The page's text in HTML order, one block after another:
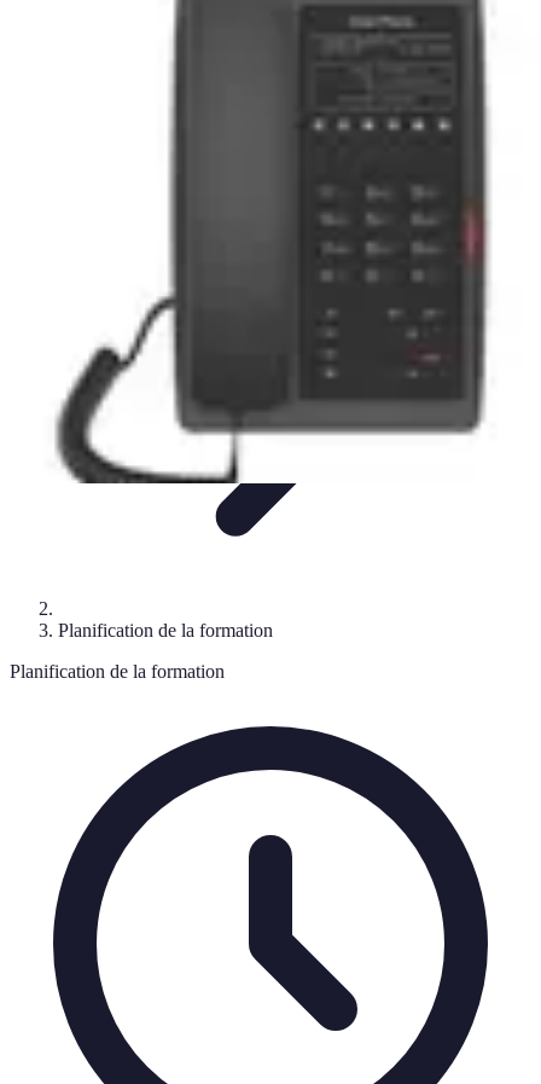
Conception de formationFormation sur
Optimisation du Training
Planification de la formation
Planification de la formation